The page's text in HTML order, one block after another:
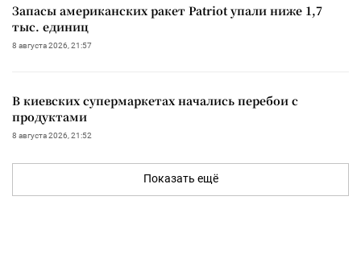
Запасы американских ракет Patriot упали ниже 1,7
тыс. единиц
8 августа 2026, 21:57
В киевских супермаркетах начались перебои с
продуктами
8 августа 2026, 21:52
Показать ещё